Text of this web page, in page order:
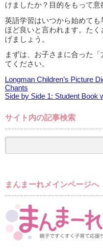
けましたか？目的をもって意
英語学習はいつから始めて
ほど良いと言われます。た
げましょう。
まずは、お子さまに合った
てください。
Longman Children’s Picture
Chants
Side by Side 1: Student Book
サイト内の記事検索
まんまーれメインページへ